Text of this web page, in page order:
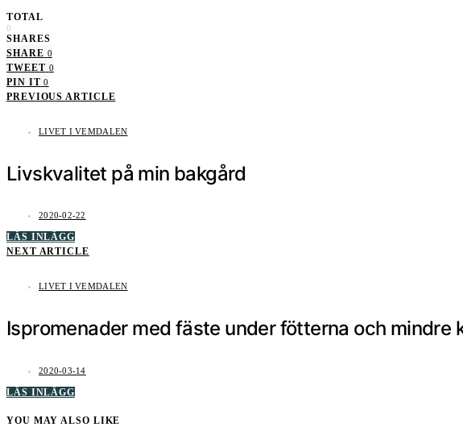
TOTAL
0
SHARES
SHARE 0
TWEET 0
PIN IT 0
PREVIOUS ARTICLE
LIVET I VEMDALEN
Livskvalitet på min bakgård
2020-02-22
LÄS INLÄGG
NEXT ARTICLE
LIVET I VEMDALEN
Ispromenader med fäste under fötterna och mindre
2020-03-14
LÄS INLÄGG
YOU MAY ALSO LIKE